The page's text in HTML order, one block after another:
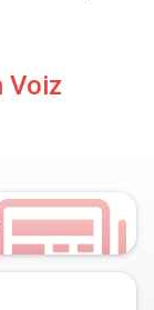
Voiz